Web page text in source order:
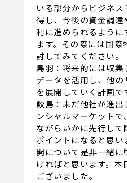
いる部分からビジネ
得し、今後の資金調達
利に進められるように
ます。その際には国際
討してみてください。
鳥羽：将来的には収集
データを活用し、他
を展開していく計画で
鮫島：未だ他社が進出
ンシャルマーケットで
ながらいかに先行して
ポイントになると思い
開について是非一緒に
ければと思います。本
ございました。